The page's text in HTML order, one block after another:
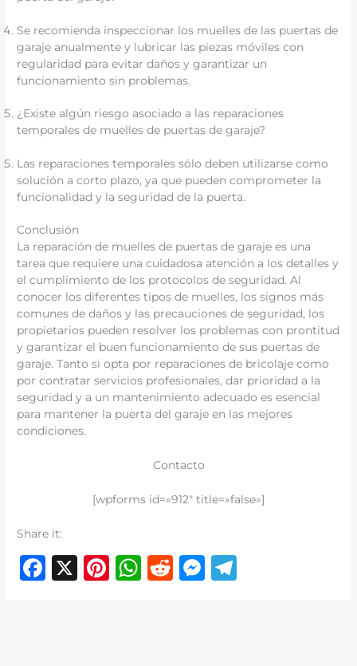
Se recomienda inspeccionar los muelles de las puertas de
garaje anualmente y lubricar las piezas móviles con
regularidad para evitar daños y garantizar un
funcionamiento sin problemas.
¿Existe algún riesgo asociado a las reparaciones
temporales de muelles de puertas de garaje?
Las reparaciones temporales sólo deben utilizarse como
solución a corto plazo, ya que pueden comprometer la
funcionalidad y la seguridad de la puerta.
Conclusión
La reparación de muelles de puertas de garaje es una
tarea que requiere una cuidadosa atención a los detalles y
el cumplimiento de los protocolos de seguridad. Al
conocer los diferentes tipos de muelles, los signos más
comunes de daños y las precauciones de seguridad, los
propietarios pueden resolver los problemas con prontitud
y garantizar el buen funcionamiento de sus puertas de
garaje. Tanto si opta por reparaciones de bricolaje como
por contratar servicios profesionales, dar prioridad a la
seguridad y a un mantenimiento adecuado es esencial
para mantener la puerta del garaje en las mejores
condiciones.
Contacto
[wpforms id=»912″ title=»false»]
Share it:
F
X
Pi W R
M